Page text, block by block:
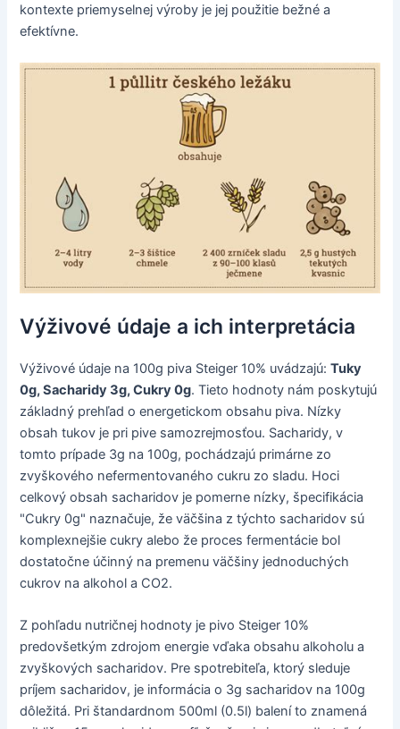
kontexte priemyselnej výroby je jej použitie bežné a
efektívne.
Výživové údaje a ich interpretácia
Výživové údaje na 100g piva Steiger 10% uvádzajú:Tuky
0g, Sacharidy 3g, Cukry 0g. Tieto hodnoty nám poskytujú
základný prehľad o energetickom obsahu piva. Nízky
obsah tukov je pri pive samozrejmosťou. Sacharidy, v
tomto prípade 3g na 100g, pochádzajú primárne zo
zvyškového nefermentovaného cukru zo sladu. Hoci
celkový obsah sacharidov je pomerne nízky, špecifikácia
"Cukry 0g" naznačuje, že väčšina z týchto sacharidov sú
komplexnejšie cukry alebo že proces fermentácie bol
dostatočne účinný na premenu väčšiny jednoduchých
cukrov na alkohol a CO2.
Z pohľadu nutričnej hodnoty je pivo Steiger 10%
predovšetkým zdrojom energie vďaka obsahu alkoholu a
zvyškových sacharidov. Pre spotrebiteľa, ktorý sleduje
príjem sacharidov, je informácia o 3g sacharidov na 100g
dôležitá. Pri štandardnom 500ml (0.5l) balení to znamená